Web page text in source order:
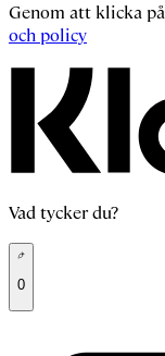
Genom att klicka
och policy
Vad tycker du?
0